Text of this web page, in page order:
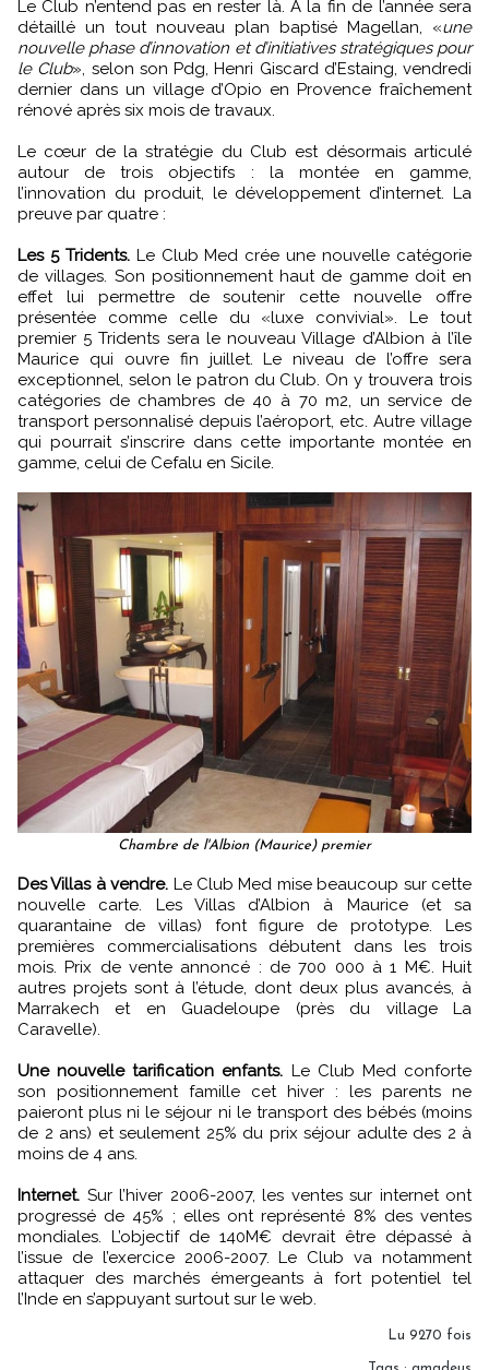
Le Club n’entend pas en rester là. A la fin de l’année sera
détaillé un tout nouveau plan baptisé Magellan, «une
nouvelle phase d’innovation et d’initiatives stratégiques pour
le Club», selon son Pdg, Henri Giscard d’Estaing, vendredi
dernier dans un village d’Opio en Provence fraîchement
rénové après six mois de travaux.
Le cœur de la stratégie du Club est désormais articulé
autour de trois objectifs : la montée en gamme,
l’innovation du produit, le développement d’internet. La
preuve par quatre :
Les 5 Tridents. Le Club Med crée une nouvelle catégorie
de villages. Son positionnement haut de gamme doit en
effet lui permettre de soutenir cette nouvelle offre
présentée comme celle du «luxe convivial». Le tout
premier 5 Tridents sera le nouveau Village d’Albion à l’île
Maurice qui ouvre fin juillet. Le niveau de l’offre sera
exceptionnel, selon le patron du Club. On y trouvera trois
catégories de chambres de 40 à 70 m2, un service de
transport personnalisé depuis l’aéroport, etc. Autre village
qui pourrait s’inscrire dans cette importante montée en
gamme, celui de Cefalu en Sicile.
Chambre de l'Albion (Maurice) premier
Des Villas à vendre. Le Club Med mise beaucoup sur cette
nouvelle carte. Les Villas d’Albion à Maurice (et sa
quarantaine de villas) font figure de prototype. Les
premières commercialisations débutent dans les trois
mois. Prix de vente annoncé : de 700 000 à 1 M€. Huit
autres projets sont à l’étude, dont deux plus avancés, à
Marrakech et en Guadeloupe (près du village La
Caravelle).
Une nouvelle tarification enfants. Le Club Med conforte
son positionnement famille cet hiver : les parents ne
paieront plus ni le séjour ni le transport des bébés (moins
de 2 ans) et seulement 25% du prix séjour adulte des 2 à
moins de 4 ans.
Internet. Sur l’hiver 2006-2007, les ventes sur internet ont
progressé de 45% ; elles ont représenté 8% des ventes
mondiales. L’objectif de 140M€ devrait être dépassé à
l’issue de l’exercice 2006-2007. Le Club va notamment
attaquer des marchés émergeants à fort potentiel tel
l’Inde en s’appuyant surtout sur le web.
Lu 9270 fois